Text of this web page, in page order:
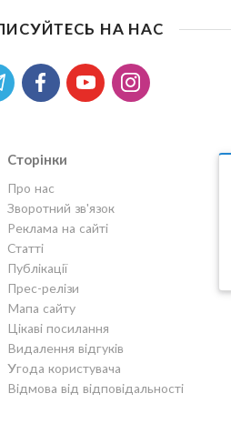
НА НАС
Сторінки
Про нас
Зворотний зв'язок
Реклама на сайті
Статті
Публікації
Прес-релізи
Мапа сайту
Цікаві посилання
Видалення відгуків
Угода користувача
Відмова від відповідальності